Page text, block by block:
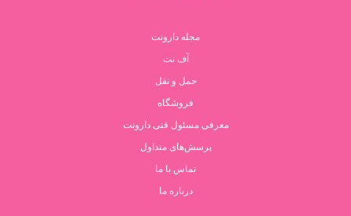
مجله دارونت
آف نت
حمل و نقل
فروشگاه
معرفی مسئول فنی دارونت
پرسش‌های متداول
تماس با ما
درباره ما